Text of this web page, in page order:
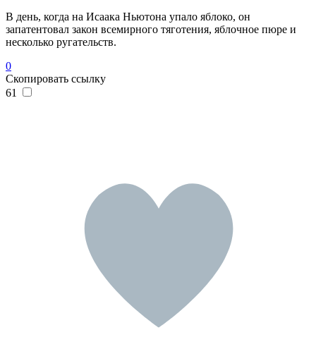
В день, когда на Исаака Ньютона упало яблоко, он
запатентовал закон всемирного тяготения, яблочное пюре и
несколько ругательств.
0
Скопировать ссылку
61